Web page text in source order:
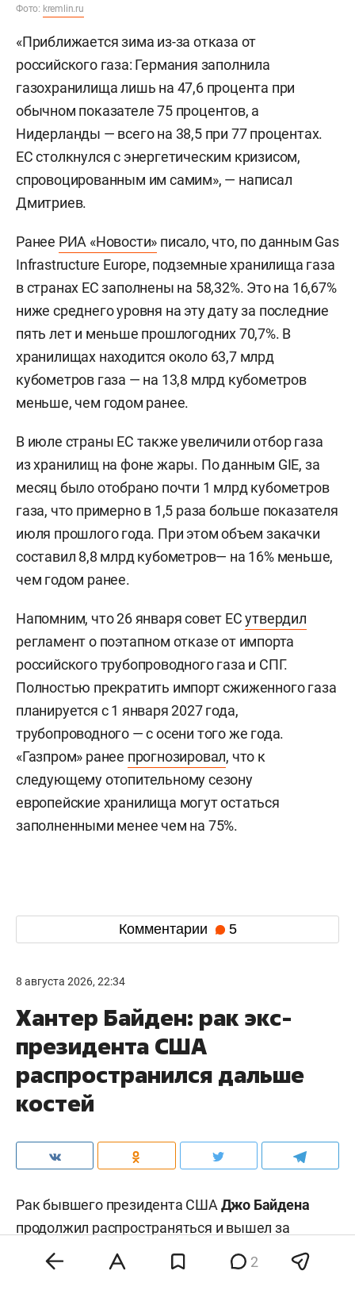
Фото: kremlin.ru
«Приближается зима из-за отказа от
российского газа: Германия заполнила
газохранилища лишь на 47,6 процента при
обычном показателе 75 процентов, а
Нидерланды — всего на 38,5 при 77 процентах.
ЕС столкнулся с энергетическим кризисом,
спровоцированным им самим», — написал
Дмитриев.
Ранее РИА «Новости» писало, что, по данным Gas
Infrastructure Europe, подземные хранилища газа
в странах ЕС заполнены на 58,32%. Это на 16,67%
ниже среднего уровня на эту дату за последние
пять лет и меньше прошлогодних 70,7%. В
хранилищах находится около 63,7 млрд
кубометров газа — на 13,8 млрд кубометров
меньше, чем годом ранее.
В июле страны ЕС также увеличили отбор газа
из хранилищ на фоне жары. По данным GIE, за
месяц было отобрано почти 1 млрд кубометров
газа, что примерно в 1,5 раза больше показателя
июля прошлого года. При этом объем закачки
составил 8,8 млрд кубометров— на 16% меньше,
чем годом ранее.
Напомним, что 26 января совет ЕСутвердил
регламент о поэтапном отказе от импорта
российского трубопроводного газа и СПГ.
Полностью прекратить импорт сжиженного газа
планируется с 1 января 2027 года,
трубопроводного — с осени того же года.
«Газпром» ранее прогнозировал, что к
следующему отопительному сезону
европейские хранилища могут остаться
заполненными менее чем на 75%.
Комментарии 5
8 августа 2026, 22:34
Хантер Байден: рак экс-
президента США
распространился дальше
костей
Рак бывшего президента США Джо Байдена
продолжил распространяться и вышел за
пределы костей, заявил его сын
Хантер Байден
По его словам, болезнь сильно изнуряет 83-
2